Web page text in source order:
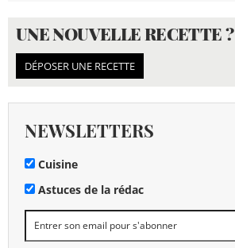
UNE NOUVELLE RECETTE ?
DÉPOSER UNE RECETTE
NEWSLETTERS
Cuisine
Astuces de la rédac